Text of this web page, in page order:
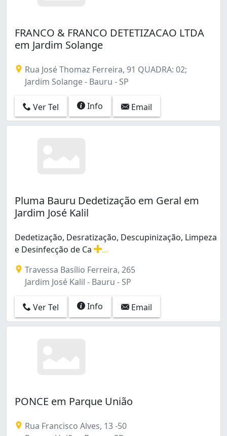
FRANCO & FRANCO DETETIZACAO LTDA
em Jardim Solange
Rua José Thomaz Ferreira, 91 QUADRA: 02;
Jardim Solange - Bauru - SP
Ver Tel Info Email
Pluma Bauru Dedetização em Geral em
Jardim José Kalil
Dedetização, Desratização, Descupinização, Limpeza
e Desinfecção de Ca
Travessa Basílio Ferreira, 265
Jardim José Kalil - Bauru - SP
Ver Tel Info Email
PONCE em Parque União
Rua Francisco Alves, 13 -50